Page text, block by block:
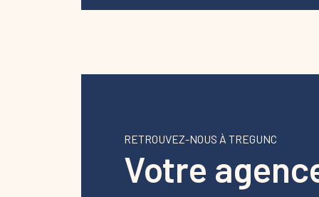
Votre
RETROUVEZ-NOUS À TREGUNC